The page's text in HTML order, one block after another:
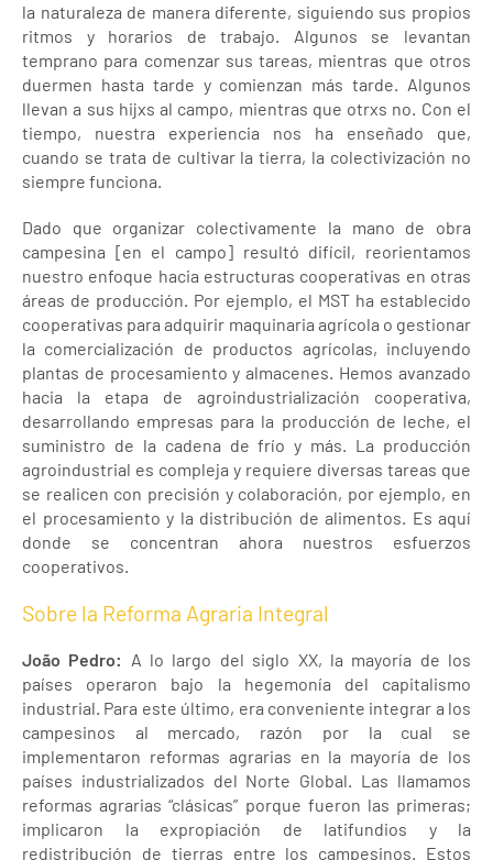
la naturaleza de manera diferente, siguiendo sus propios
ritmos y horarios de trabajo. Algunos se levantan
temprano para comenzar sus tareas, mientras que otros
duermen hasta tarde y comienzan más tarde. Algunos
llevan a sus hijxs al campo, mientras que otrxs no. Con el
tiempo, nuestra experiencia nos ha enseñado que,
cuando se trata de cultivar la tierra, la colectivización no
siempre funciona.
Dado que organizar colectivamente la mano de obra
campesina [en el campo] resultó difícil, reorientamos
nuestro enfoque hacia estructuras cooperativas en otras
áreas de producción. Por ejemplo, el MST ha establecido
cooperativas para adquirir maquinaria agrícola o gestionar
la comercialización de productos agrícolas, incluyendo
plantas de procesamiento y almacenes. Hemos avanzado
hacia la etapa de agroindustrialización cooperativa,
desarrollando empresas para la producción de leche, el
suministro de la cadena de frío y más. La producción
agroindustrial es compleja y requiere diversas tareas que
se realicen con precisión y colaboración, por ejemplo, en
el procesamiento y la distribución de alimentos. Es aquí
donde se concentran ahora nuestros esfuerzos
cooperativos.
Sobre la Reforma Agraria Integral
João Pedro: A lo largo del siglo XX, la mayoría de los
países operaron bajo la hegemonía del capitalismo
industrial. Para este último, era conveniente integrar a los
campesinos al mercado, razón por la cual se
implementaron reformas agrarias en la mayoría de los
países industrializados del Norte Global. Las llamamos
reformas agrarias “clásicas” porque fueron las primeras;
implicaron la expropiación de latifundios y la
redistribución de tierras entre los campesinos. Estos